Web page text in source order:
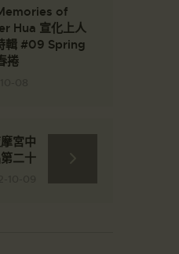
of
Hua 宣化上人
輯 #09 Spring
捲
宮中
二十